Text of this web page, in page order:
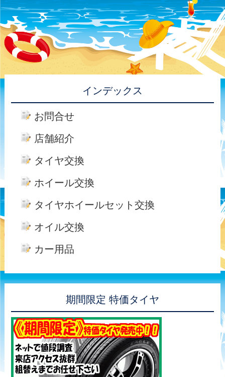
インデックス
お問合せ
店舗紹介
タイヤ交換
ホイール交換
タイヤホイールセット交換
オイル交換
カー用品
期間限定 特価タイヤ